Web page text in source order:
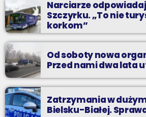
Narciarze
Szczyrku. „To nie
korkom”
Od soboty nowa
Przed nami dwa lata
Zatrzymania w
Bielsku-Białej.